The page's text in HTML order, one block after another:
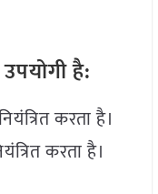
है:
करता है।
करता है।